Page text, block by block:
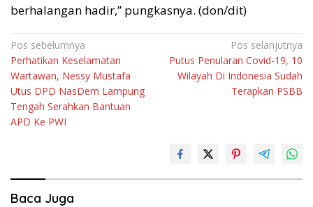
berhalangan hadir,” pungkasnya. (don/dit)
Navigasi
pos
Pos sebelumnya
Perhatikan Keselamatan
Wartawan, Nessy Mustafa
Utus DPD NasDem Lampung
Tengah Serahkan Bantuan
APD Ke PWI
Pos selanjutnya
Putus Penularan Covid-19, 10
Wilayah Di Indonesia Sudah
Terapkan PSBB
Baca Juga